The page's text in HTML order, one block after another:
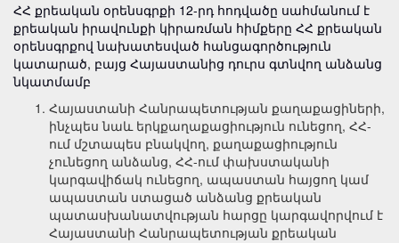
ՀՀ քրեական օրենսգրքի 12-րդ հոդվածը սահմանում է
քրեական իրավունքի կիրառման հիմքերը ՀՀ քրեական
օրենսգրքով նախատեսված հանցագործություն
կատարած, բայց Հայաստանից դուրս գտնվող անձանց
նկատմամբ
Հայաստանի Հանրապետության քաղաքացիների,
ինչպես նաև երկքաղաքացիություն ունեցող, ՀՀ-
ում մշտապես բնակվող, քաղաքացիություն
չունեցող անձանց, ՀՀ-ում փախստականի
կարգավիճակ ունեցող, ապաստան հայցող կամ
ապաստան ​​ստացած անձանց քրեական
պատասխանատվության հարցը կարգավորվում է
Հայաստանի Հանրապետության քրեական